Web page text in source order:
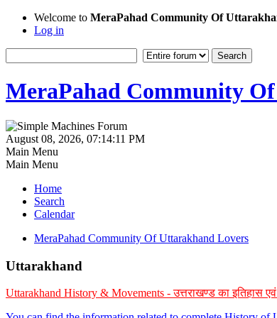
Welcome to MeraPahad Community Of
Log in
MeraPahad Community
August 08, 2026, 07:14:11 PM
Main Menu
Main Menu
Home
Search
Calendar
MeraPahad Community Of Uttarakhand Lovers
Uttarakhand
Uttarakhand History & Movements - उत्तराखण्ड का इतिहास